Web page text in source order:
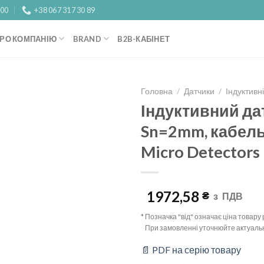
+38 067 317 30 89
КОМПАНІЮ BRAND B2B-КАБІНЕТ
Головна / Датчики /
Індуктивний
Sn=2mm,
Micro Detectors
1972,58 ₴ з ПДВ
* Позначка "від" означає ціна
При замовленні уточнюйте
📄 PDF на серію товару